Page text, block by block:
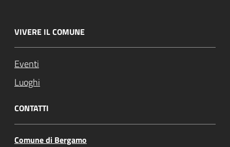
VIVERE IL COMUNE
Eventi
Luoghi
CONTATTI
Comune di Bergamo